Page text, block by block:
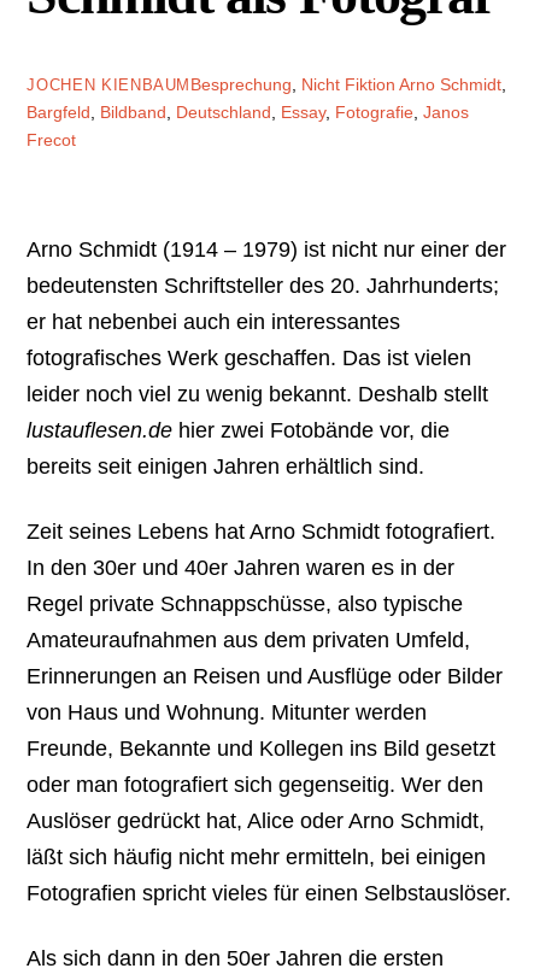
JOCHEN KIENBAUM Besprechung Nicht Fiktion Arno Schmidt
Bargfeld
Bildband Deutschland Essay, Fotografie ,Janos
Frecot
Arno Schmidt (1914 – 1979) ist nicht nur einer der
bedeutensten Schriftsteller des 20. Jahrhunderts;
er hat nebenbei auch ein interessantes
fotografisches Werk geschaffen. Das ist vielen
leider noch viel zu wenig bekannt. Deshalb stellt
lustauflesen.de hier zwei Fotobände vor, die
bereits seit einigen Jahren erhältlich sind.
Zeit seines Lebens hat Arno Schmidt fotografiert.
In den 30er und 40er Jahren waren es in der
Regel private Schnappschüsse, also typische
Amateuraufnahmen aus dem privaten Umfeld,
Erinnerungen an Reisen und Ausflüge oder Bilder
von Haus und Wohnung. Mitunter werden
Freunde, Bekannte und Kollegen ins Bild gesetzt
oder man fotografiert sich gegenseitig. Wer den
Auslöser gedrückt hat, Alice oder Arno Schmidt,
läßt sich häufig nicht mehr ermitteln, bei einigen
Fotografien spricht vieles für einen Selbstauslöser.
Als sich dann in den 50er Jahren die ersten